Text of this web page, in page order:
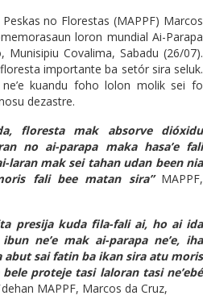
no Florestas (MAPPF) Marcos
loron mundial Ai-Parapa
Munisipiu Covalima, Sabadu (26/07).
importante ba setór sira seluk.
kuandu foho lolon molik sei fo
dezastre.
floresta mak absorve dióxidu
no ai-parapa maka hasa’e fali
laran mak sei tahan udan been nia
fali bee matan sira”MAPPF,
presija kuda fila-fali ai, ho ai ida
ne’e mak ai-parapa ne’e, iha
abut sai fatin ba ikan sira atu moris
proteje tasi laloran tasi ne’ebé
MAPPF, Marcos da Cruz,